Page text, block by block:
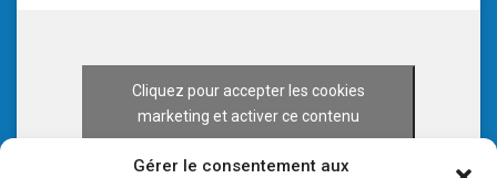
Gérer le consentement aux
Cliquez pour accepter les cookies
marketing et activer ce contenu